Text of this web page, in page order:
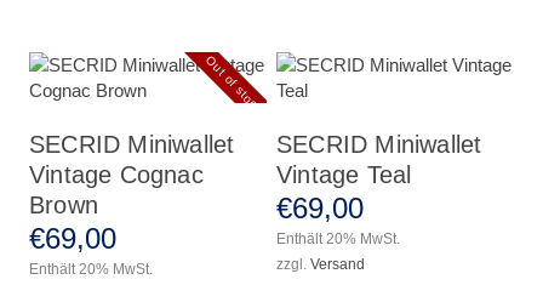
Out of stock
SECRID Miniwallet
Vintage Cognac
Brown
€69,00
Enthält 20% MwSt.
SECRID Miniwallet
Vintage Teal
€69,00
Enthält 20% MwSt.
zzgl.Versand